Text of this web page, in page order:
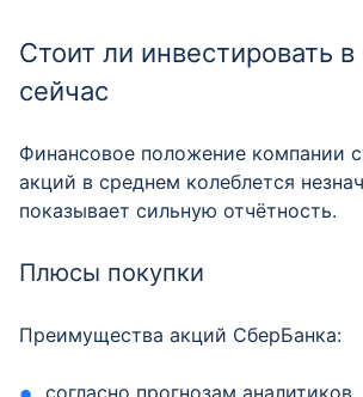
Стоит ли инвестировать
сейчас
Финансовое положение компании
акций в среднем колеблется
показывает сильную отчётность.
Плюсы покупки
Преимущества акций СберБанка:
согласно прогнозам